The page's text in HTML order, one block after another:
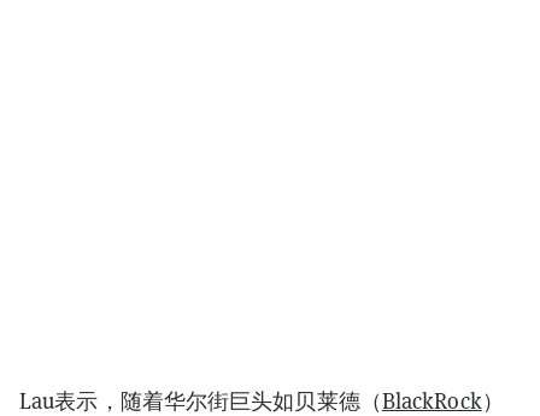
Lau表示，随着华尔街巨头如贝莱德（BlackRock）